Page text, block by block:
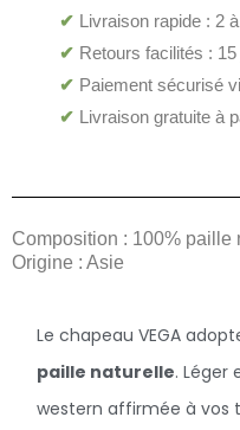
✔ Livraison rapide : 2
✔ Retours facilités : 15
✔ Paiement sécurisé
✔ Livraison gratuite à
Composition : 100% paille
Origine : Asie
Le chapeau VEGA
paille naturelle. Léger
western affirmée à vos